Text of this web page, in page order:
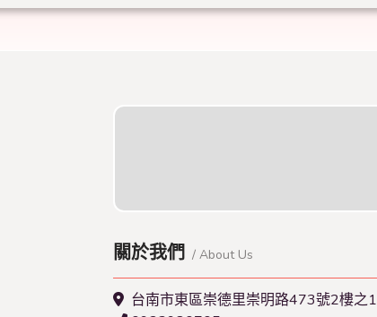
關於我們 / About Us
台南市東區崇德里崇明路473號2樓之1